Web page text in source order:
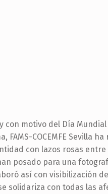
y con motivo del Día
FAMS-COCEMFE Sevilla
con lazos rosas entre
posado para una
así con visibilización
solidariza con todas las